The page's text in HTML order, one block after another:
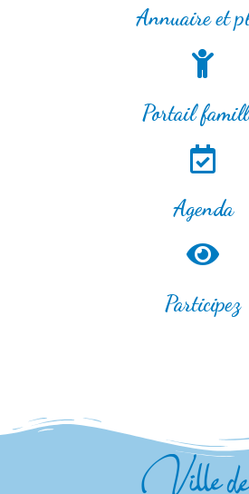
Annuaire et
Portail
Agenda
Participez